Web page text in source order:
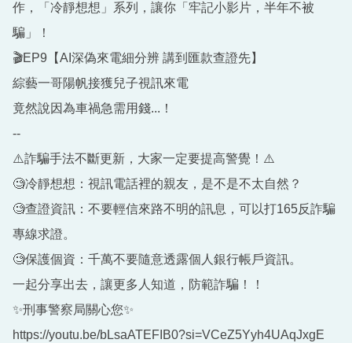
作，「冷靜想想」系列，讓你「牢記小影片，半年不被
騙」！
🎬EP9【AI深偽來電細分辨 講到匯款查證先】
綜藝一哥陽帆接獲兒子視訊來電
竟然說因為車禍急需用錢...！
--
⚠️詐騙手法不斷更新，大家一定要提⾼警覺！⚠️
🧐冷靜想想：視訊電話裡的親友，是不是不太自然？
🧐查證資訊：不要輕信來路不明的訊息，可以打165反詐騙
專線求證。
🧐保護個資：千萬不要隨意透露個人銀行帳戶資訊。
一起分享出去，讓更多人知道，防範詐騙！！
✨刑事警察局關心您✨
https://youtu.be/bLsaATEFIB0?si=VCeZ5Yyh4UAqJxgE